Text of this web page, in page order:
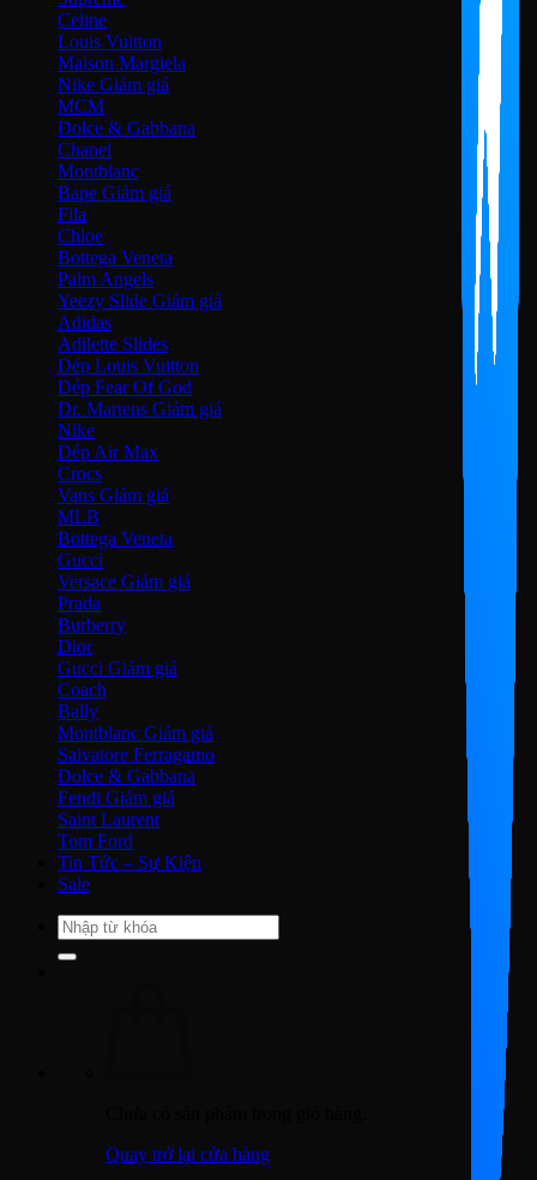
Celine
Louis Vuitton
Maison Margiela
Nike
MCM
Dolce & Gabbana
Chanel
Montblanc
Bape
Fila
Chloe
Bottega Veneta
Palm Angels
Yeezy Slide
Adidas
Adilette Slides
Dép Louis Vuitton
Dép Fear Of God
Dr. Martens
Nike
Dép Air Max
Crocs
Vans
MLB
Bottega Veneta
Gucci
Versace
Prada
Burberry
Dior
Gucci
Coach
Bally
Montblanc
Salvatore Ferragamo
Dolce & Gabbana
Fendi
Saint Laurent
Tom Ford
Tin Tức – Sự Kiện
Sale
Tìm
kiếm:
Quay trở lại cửa hàng